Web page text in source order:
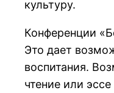
культуру.
Конференции
Это дает
воспитания.
чтение или